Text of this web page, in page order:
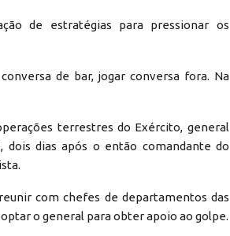
de estratégias para pressionar os
de bar, jogar conversa fora. Na
terrestres do Exército, general
dois dias após o então comandante do
com chefes de departamentos das
o general para obter apoio ao golpe.